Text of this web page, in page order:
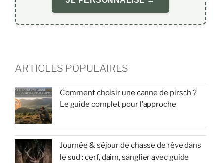
ARTICLES POPULAIRES
Comment choisir une canne de pirsch ?
Le guide complet pour l’approche
Journée & séjour de chasse de rêve dans
le sud : cerf, daim, sanglier avec guide